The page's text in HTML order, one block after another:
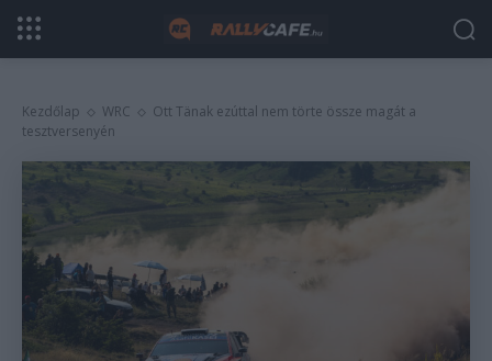
Kezdőlap WRC
Ott Tänak ezúttal nem törte össze magát a
tesztversenyén